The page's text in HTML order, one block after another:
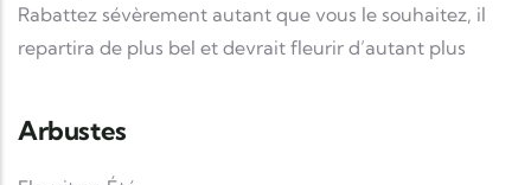
Rabattez sévèrement autant que vous le souhaitez, il
repartira de plus bel et devrait fleurir d’autant plus
Arbustes